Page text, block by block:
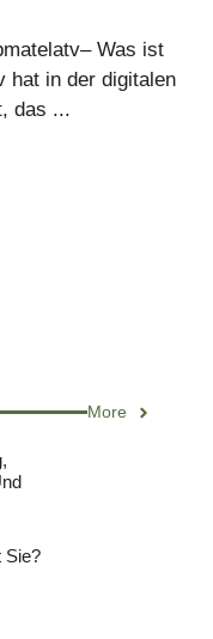
Was ist
hat in der digitalen
das ...
More
Sie?